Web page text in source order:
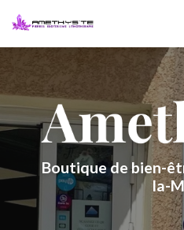
Boutique de bien-
la-